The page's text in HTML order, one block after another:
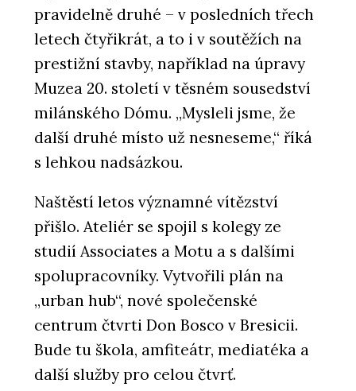
pravidelně druhé – v posledních třech
letech čtyřikrát, a to i v soutěžích na
prestižní stavby, například na úpravy
Muzea 20. století v těsném sousedství
milánského Dómu. „Mysleli jsme, že
další druhé místo už nesneseme,“ říká
s lehkou nadsázkou.
Naštěstí letos významné vítězství
přišlo. Ateliér se spojil s kolegy ze
studií Associates a Motu a s dalšími
spolupracovníky. Vytvořili plán na
„urban hub“, nové společenské
centrum čtvrti Don Bosco v Bresicii.
Bude tu škola, amfiteátr, mediatéka a
další služby pro celou čtvrť.